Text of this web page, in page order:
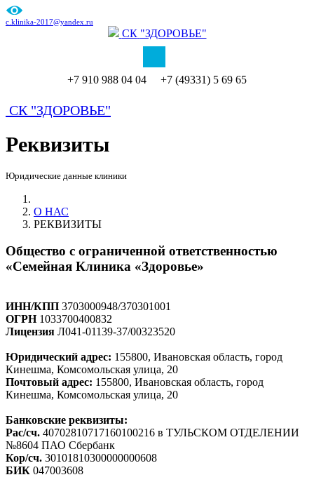
c.klinika-2017@yandex.ru
СК "ЗДОРОВЬЕ"
+7 910 988 04 04 +7 (49331) 5 69 65
СК "ЗДОРОВЬЕ"
Реквизиты
Юридические данные клиники
О НАС
РЕКВИЗИТЫ
Общество с ограниченной ответственностью
«Семейная Клиника «Здоровье»
ИНН/КПП 3703000948/370301001
ОГРН1033700400832
Лицензия Л041-01139-37/00323520
Юридический адрес: 155800, Ивановская область, город
Кинешма, Комсомольская улица, 20
Почтовый адрес: 155800, Ивановская область, город
Кинешма, Комсомольская улица, 20
Банковские реквизиты:
Рас/сч. 40702810717160100216 в ТУЛЬСКОМ ОТДЕЛЕНИИ
№8604 ПАО Сбербанк
Кор/сч. 30101810300000000608
БИК 047003608